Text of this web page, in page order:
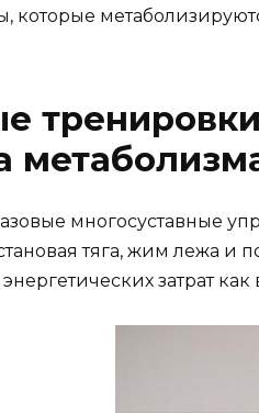
которые
многосуставные
тяга, жим лежа и
затрат